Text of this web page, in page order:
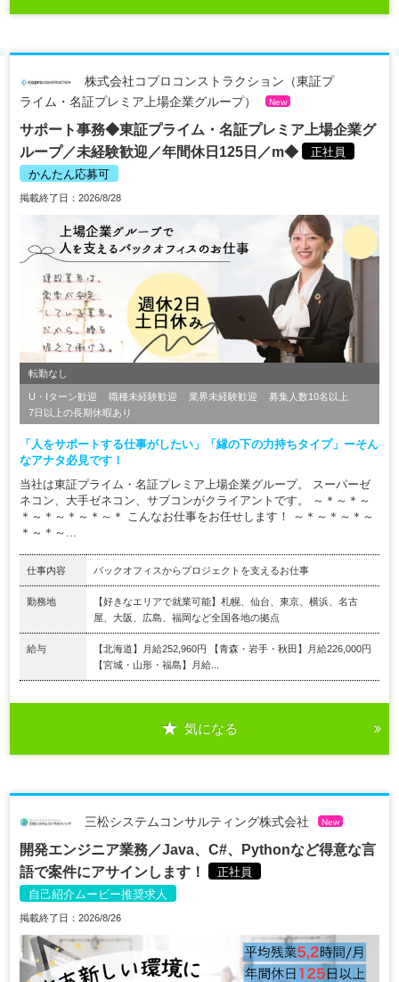
株式会社コプロコンストラクション（東証プ
ライム・名証プレミア上場企業グループ）
New
サポート事務◆東証プライム・名証プレミア上場企業グ
ループ／未経験歓迎／年間休日125日／m◆
正社員
かんたん応募可
掲載終了日：2026/8/28
転勤なし
U・Iターン歓迎 職種未経験歓迎 業界未経験歓迎
募集人数10名以上
7日以上の長期休暇あり
「人をサポートする仕事がしたい」「縁の下の力持ちタイプ」ーそん
なアナタ必見です！
当社は東証プライム・名証プレミア上場企業グループ。 スーパーゼ
ネコン、大手ゼネコン、サブコンがクライアントです。 ～＊～＊～
＊～＊～＊～＊～＊ こんなお仕事をお任せします！ ～＊～＊～＊～
＊～＊～...
仕事内容 バックオフィスからプロジェクトを支えるお仕事
勤務地
【好きなエリアで就業可能】札幌、仙台、東京、横浜、名古
屋、大阪、広島、福岡など全国各地の拠点
給与
【北海道】月給252,960円 【青森・岩手・秋田】月給226,000円
【宮城・山形・福島】月給...
気になる
三松システムコンサルティング株式会社 New
開発エンジニア業務／Java、C#、Pythonなど得意な言
語で案件にアサインします！
正社員
自己紹介ムービー推奨求人
掲載終了日：2026/8/26